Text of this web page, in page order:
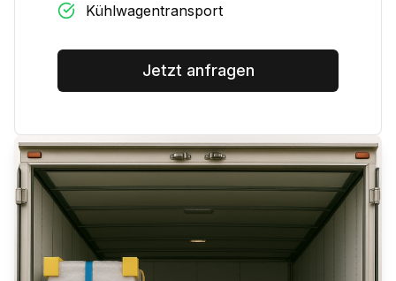
Kühlwagentransport
Jetzt anfragen